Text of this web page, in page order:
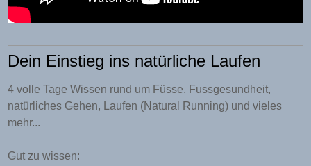
Dein Einstieg ins natürliche Laufen
4 volle Tage Wissen rund um Füsse, Fussgesundheit,
natürliches Gehen, Laufen (Natural Running) und vieles
mehr...
Gut zu wissen: